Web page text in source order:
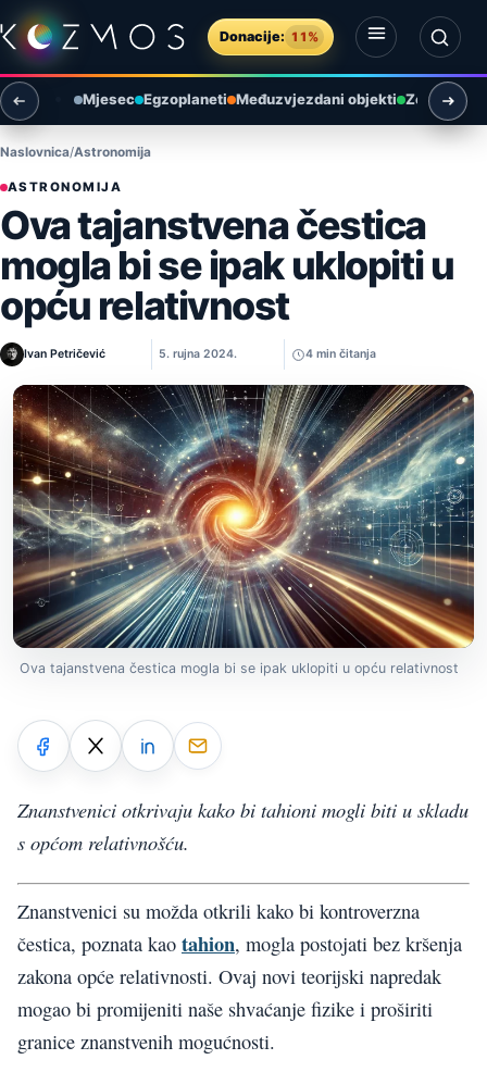
Preskoči na sadržaj
Donacije: 11%
Otvori izbornik
Otvori pretragu
Mjesec Egzoplaneti Međuzvjezdani objekti Zemlja i
Naslovnica Astronomija
ASTRONOMIJA
Ova tajanstvena čestica
mogla bi se ipak uklopiti u
opću relativnost
Ivan Petričević 5. rujna 2024. 4 min čitanja
Ova tajanstvena čestica mogla bi se ipak uklopiti u opću relativnost
Znanstvenici otkrivaju kako bi tahioni mogli biti u skladu
s općom relativnošću.
Znanstvenici su možda otkrili kako bi kontroverzna
čestica, poznata kao tahion, mogla postojati bez kršenja
zakona opće relativnosti. Ovaj novi teorijski napredak
mogao bi promijeniti naše shvaćanje fizike i proširiti
granice znanstvenih mogućnosti.